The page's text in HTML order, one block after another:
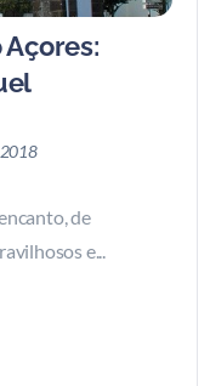
de
e...